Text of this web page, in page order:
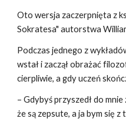
Oto wersja zaczerpnięta z
Sokratesa" autorstwa
Podczas jednego z
wstał i zaczął obrażać
cierpliwie, a gdy uczeń
– Gdybyś przyszedł do mnie
że są zepsute, a ja bym się z